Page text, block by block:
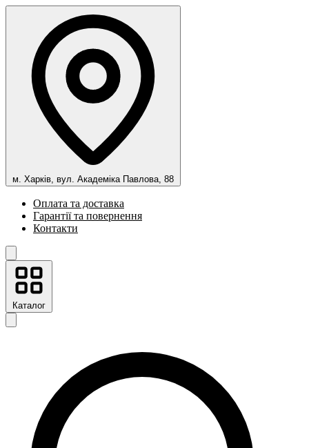
м. Харків, вул. Академіка Павлова, 88
Оплата та доставка
Гарантії та повернення
Контакти
Каталог